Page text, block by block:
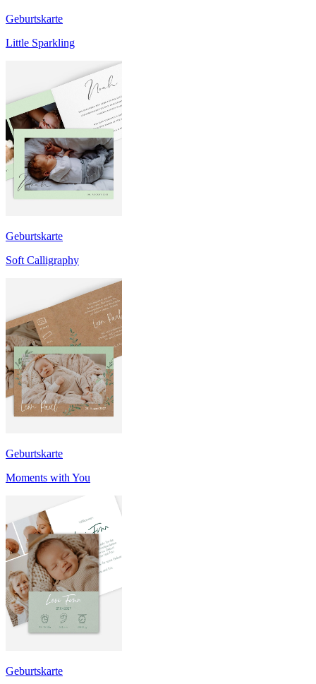
Geburtskarte
Little Sparkling
Geburtskarte
Soft Calligraphy
Geburtskarte
Moments with You
Geburtskarte